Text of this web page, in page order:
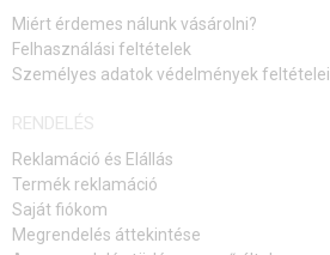
Miért érdemes nálunk vásárolni?
Felhasználási feltételek
Személyes adatok védelmények feltételei
RENDELÉS
Reklamáció és Elállás
Termék reklamáció
Saját fiókom
Megrendelés áttekintése